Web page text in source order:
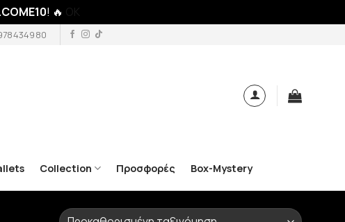
! 🔥 OK
Collection Προσφορές Box-Mystery